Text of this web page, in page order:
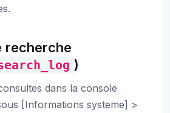
recherche
)
dans la console
[Informations systeme] >